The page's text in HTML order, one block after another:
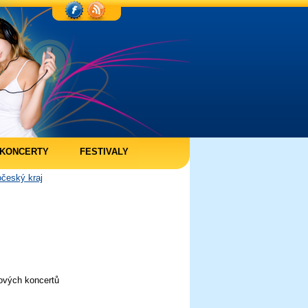
KONCERTY FESTIVALY
kraj
koncertů